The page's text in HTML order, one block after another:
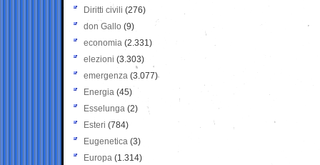
Diritti civili (276)
don Gallo (9)
economia (2.331)
elezioni (3.303)
emergenza (3.077)
Energia (45)
Esselunga (2)
Esteri (784)
Eugenetica (3)
Europa (1.314)